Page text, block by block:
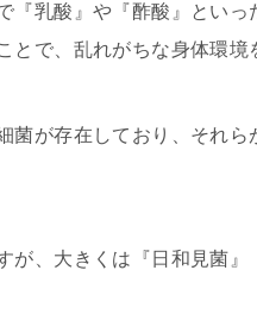
『乳酸』や『酢酸』とい
とで、乱れがちな身体環境
菌が存在しており、それ
が、大きくは『日和見菌